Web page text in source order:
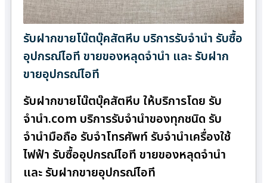
รับฝากขายโน๊ตบุ๊คสัตหีบ บริการรับจำนำ รับซื้อ
อุปกรณ์ไอที ขายของหลุดจำนำ และ รับฝาก
ขายอุปกรณ์ไอที
รับฝากขายโน๊ตบุ๊คสัตหีบ ให้บริการโดย รับ
จํานํา.com บริการรับจำนำของทุกชนิด รับ
จำนำมือถือ รับจำโทรศัพท์ รับจำนำเครื่องใช้
ไฟฟ้า รับซื้ออุปกรณ์ไอที ขายของหลุดจำนำ
และ รับฝากขายอุปกรณ์ไอที